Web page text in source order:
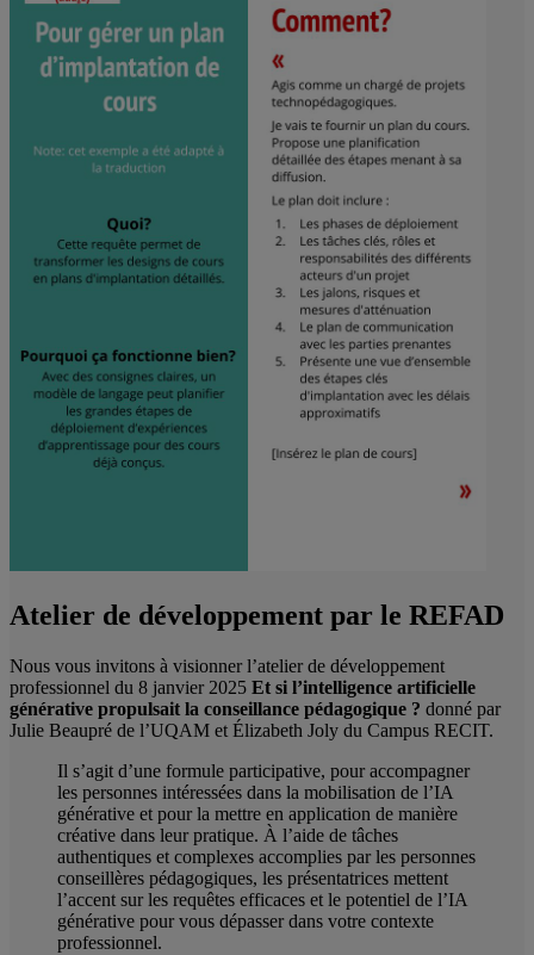
Atelier de développement par le REFAD
Nous vous invitons à visionner l’atelier de développement
professionnel du 8 janvier 2025 Et si l’intelligence artificielle
générative propulsait la conseillance pédagogique ? donné par
Julie Beaupré de l’UQAM et Élizabeth Joly du Campus RECIT.
Il s’agit d’une formule participative, pour accompagner
les personnes intéressées dans la mobilisation de l’IA
générative et pour la mettre en application de manière
créative dans leur pratique. À l’aide de tâches
authentiques et complexes accomplies par les personnes
conseillères pédagogiques, les présentatrices mettent
l’accent sur les requêtes efficaces et le potentiel de l’IA
générative pour vous dépasser dans votre contexte
professionnel.